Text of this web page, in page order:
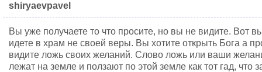
shiryaevpavel
Вы уже получаете то что просите, но вы не видите. Вот
идете в храм не своей веры. Вы хотите открыть Бога а
видите ложь своих желаний. Слово ложь или ваши
лежат на земле и ползают по этой земле как тот гад, что